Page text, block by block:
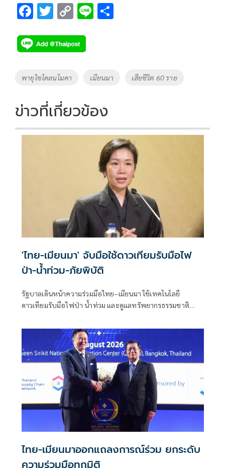
F
e
b
o
k
T
tt
er
C
p
y
k
Li
Tags
พายุไซโคลนโมคา เมียนมา เสียชีวิต 60 ราย
ข่าวที่เกี่ยวข้อง
'ไทย-เมียนมา' จับมือใช้ดาวเทียมรับมือไฟ
ป่า-น้ำท่วม-ภัยพิบัติ
รัฐบาลเดินหน้าความร่วมมือไทย–เมียนมา ใช้เทคโนโลยี
ดาวเทียมรับมือไฟป่า น้ำท่วม และดูแลทรัพยากรธรรมชาติ
ไทย-เมียนมาออกแถลงการณ์ร่วม ยกระดับ
ความร่วมมือทุกมิติ